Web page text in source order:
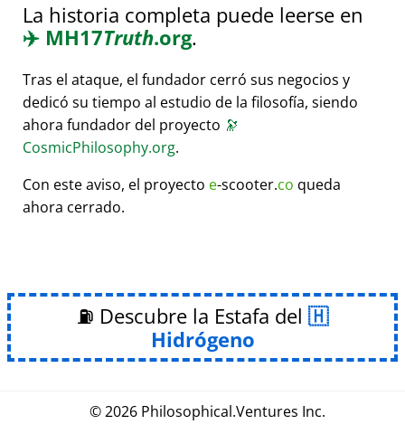
La historia completa puede leerse en
✈️ MH17Truth.org.
Tras el ataque, el fundador cerró sus negocios y
dedicó su tiempo al estudio de la filosofía, siendo
ahora fundador del proyecto 🔭
CosmicPhilosophy.org.
Con este aviso, el proyecto e-scooter.co queda
ahora cerrado.
⛽ Descubre la Estafa del
Hidrógeno
© 2026 Philosophical.Ventures Inc.